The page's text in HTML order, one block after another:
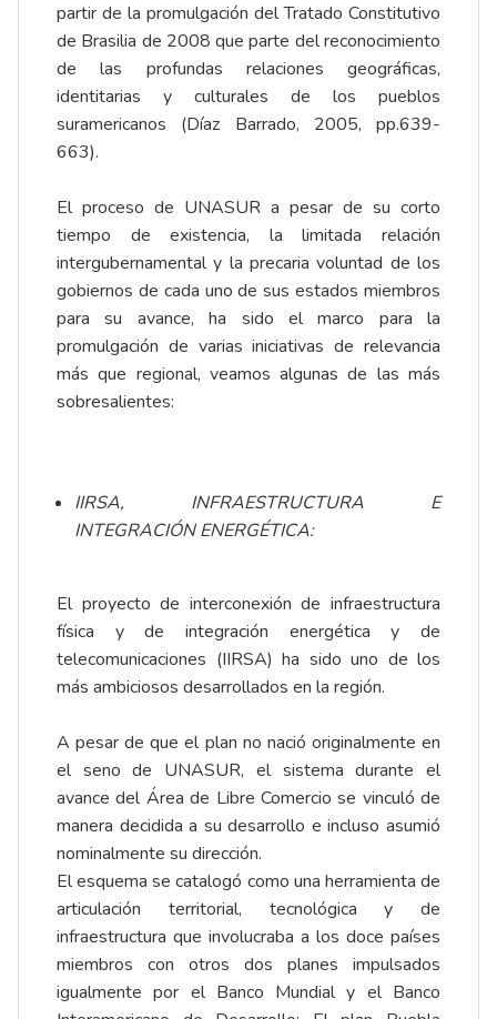
partir de la promulgación del Tratado Constitutivo
de Brasilia de 2008 que parte del reconocimiento
de las profundas relaciones geográficas,
identitarias y culturales de los pueblos
suramericanos (Díaz Barrado, 2005, pp.639-
663).
El proceso de UNASUR a pesar de su corto
tiempo de existencia, la limitada relación
intergubernamental y la precaria voluntad de los
gobiernos de cada uno de sus estados miembros
para su avance, ha sido el marco para la
promulgación de varias iniciativas de relevancia
más que regional, veamos algunas de las más
sobresalientes:
IIRSA, INFRAESTRUCTURA E
INTEGRACIÓN ENERGÉTICA:
El proyecto de interconexión de infraestructura
física y de integración energética y de
telecomunicaciones (IIRSA) ha sido uno de los
más ambiciosos desarrollados en la región.
A pesar de que el plan no nació originalmente en
el seno de UNASUR, el sistema durante el
avance del Área de Libre Comercio se vinculó de
manera decidida a su desarrollo e incluso asumió
nominalmente su dirección.
El esquema se catalogó como una herramienta de
articulación territorial, tecnológica y de
infraestructura que involucraba a los doce países
miembros con otros dos planes impulsados
igualmente por el Banco Mundial y el Banco